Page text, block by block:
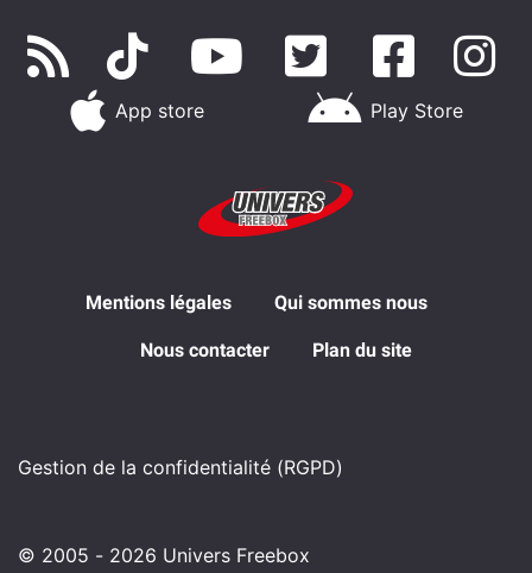
App store Play Store
Mentions légales Qui sommes nous
Nous contacter Plan du site
Gestion de la confidentialité (RGPD)
© 2005 - 2026 Univers Freebox